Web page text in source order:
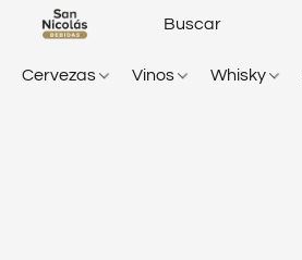
Cervezas Vinos Whisky